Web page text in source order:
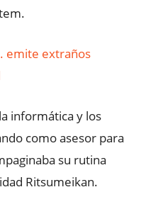
emite extraños
informática y los
como asesor para
su rutina
Ritsumeikan.